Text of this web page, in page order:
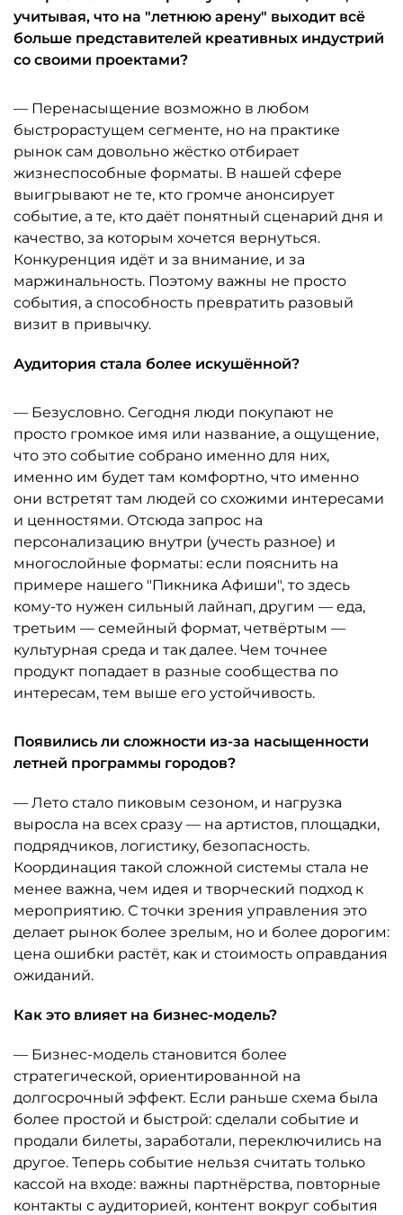
учитывая, что на "летнюю арену" выходит всё
больше представителей креативных индустрий
со своими проектами?
— Перенасыщение возможно в любом
быстрорастущем сегменте, но на практике
рынок сам довольно жёстко отбирает
жизнеспособные форматы. В нашей сфере
выигрывают не те, кто громче анонсирует
событие, а те, кто даёт понятный сценарий дня и
качество, за которым хочется вернуться.
Конкуренция идёт и за внимание, и за
маржинальность. Поэтому важны не просто
события, а способность превратить разовый
визит в привычку.
Аудитория стала более искушённой?
— Безусловно. Сегодня люди покупают не
просто громкое имя или название, а ощущение,
что это событие собрано именно для них,
именно им будет там комфортно, что именно
они встретят там людей со схожими интересами
и ценностями. Отсюда запрос на
персонализацию внутри (учесть разное) и
многослойные форматы: если пояснить на
примере нашего "Пикника Афиши", то здесь
кому-то нужен сильный лайнап, другим — еда,
третьим — семейный формат, четвёртым —
культурная среда и так далее. Чем точнее
продукт попадает в разные сообщества по
интересам, тем выше его устойчивость.
Появились ли сложности из-за насыщенности
летней программы городов?
— Лето стало пиковым сезоном, и нагрузка
выросла на всех сразу — на артистов, площадки,
подрядчиков, логистику, безопасность.
Координация такой сложной системы стала не
менее важна, чем идея и творческий подход к
мероприятию. С точки зрения управления это
делает рынок более зрелым, но и более дорогим:
цена ошибки растёт, как и стоимость оправдания
ожиданий.
Как это влияет на бизнес-модель?
— Бизнес-модель становится более
стратегической, ориентированной на
долгосрочный эффект. Если раньше схема была
более простой и быстрой: сделали событие и
продали билеты, заработали, переключились на
другое. Теперь событие нельзя считать только
кассой на входе: важны партнёрства, повторные
контакты с аудиторией, контент вокруг события